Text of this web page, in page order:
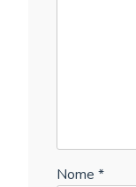
Nome *